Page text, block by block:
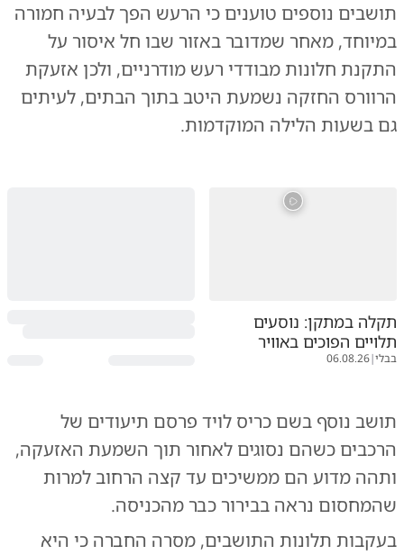
תושבים נוספים טוענים כי הרעש הפך לבעיה חמורה
במיוחד, מאחר שמדובר באזור שבו חל איסור על
התקנת חלונות מבודדי רעש מודרניים, ולכן אזעקת
הרוורס החזקה נשמעת היטב בתוך הבתים, לעיתים
גם בשעות הלילה המוקדמות.
תקלה במתקן: נוסעים
תלויים הפוכים באוויר
בבלי|
06.08.26
תושב נוסף בשם כריס לויד פרסם תיעודים של
הרכבים כשהם נסוגים לאחור תוך השמעת האזעקה,
ותהה מדוע הם ממשיכים עד קצה הרחוב למרות
שהמחסום נראה בבירור כבר מהכניסה.
בעקבות תלונות התושבים, מסרה החברה כי היא